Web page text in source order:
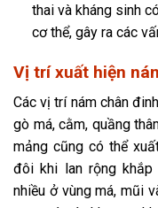
thai và kháng sinh
cơ thể, gây ra các
Vị trí xuất hiện
Các vị trí nám chân
gò má, cằm, quầng
mảng cũng có thể
đôi khi lan rộng khắp
nhiều ở vùng má, mũi